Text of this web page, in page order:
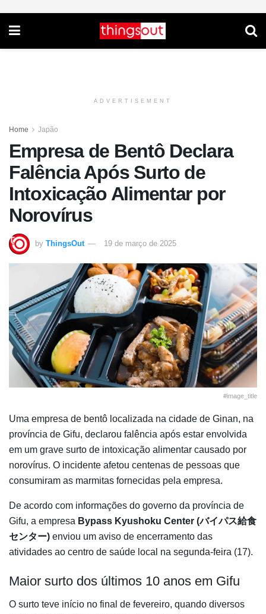
ADVERTISEMENT
Home Japão
Empresa de Bentô Declara
Falência Após Surto de
Intoxicação Alimentar por
Norovírus
by ThingsOut 19 de março de 2025
#image_title
Uma empresa de bentô localizada na cidade de Ginan, na
província de Gifu, declarou falência após estar envolvida
em um grave surto de intoxicação alimentar causado por
norovírus. O incidente afetou centenas de pessoas que
consumiram as marmitas fornecidas pela empresa.
De acordo com informações do governo da província de
Gifu, a empresa Bypass Kyushoku Center (バイパス給食
センター) enviou um aviso de encerramento das
atividades ao centro de saúde local na segunda-feira (17).
Maior surto dos últimos 10 anos em Gifu
O surto teve início no final de fevereiro, quando diversos